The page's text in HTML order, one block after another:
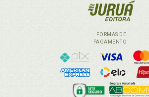
FORMAS DE
PAGAMENTO